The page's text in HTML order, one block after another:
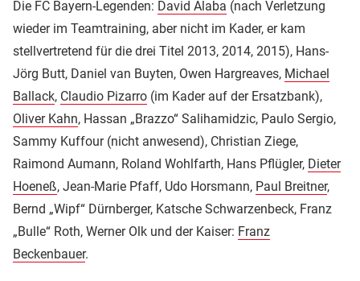
Die FC Bayern-Legenden: David Alaba (nach Verletzung
wieder im Teamtraining, aber nicht im Kader, er kam
stellvertretend für die drei Titel 2013, 2014, 2015), Hans-
Jörg Butt, Daniel van Buyten, Owen Hargreaves, Michael
Ballack, Claudio Pizarro (im Kader auf der Ersatzbank),
Oliver Kahn, Hassan „Brazzo“ Salihamidzic, Paulo Sergio,
Sammy Kuffour (nicht anwesend), Christian Ziege,
Raimond Aumann, Roland Wohlfarth, Hans Pflügler, Dieter
Hoeneß, Jean-Marie Pfaff, Udo Horsmann, Paul Breitner,
Bernd „Wipf“ Dürnberger, Katsche Schwarzenbeck, Franz
„Bulle“ Roth, Werner Olk und der Kaiser: Franz
Beckenbauer.